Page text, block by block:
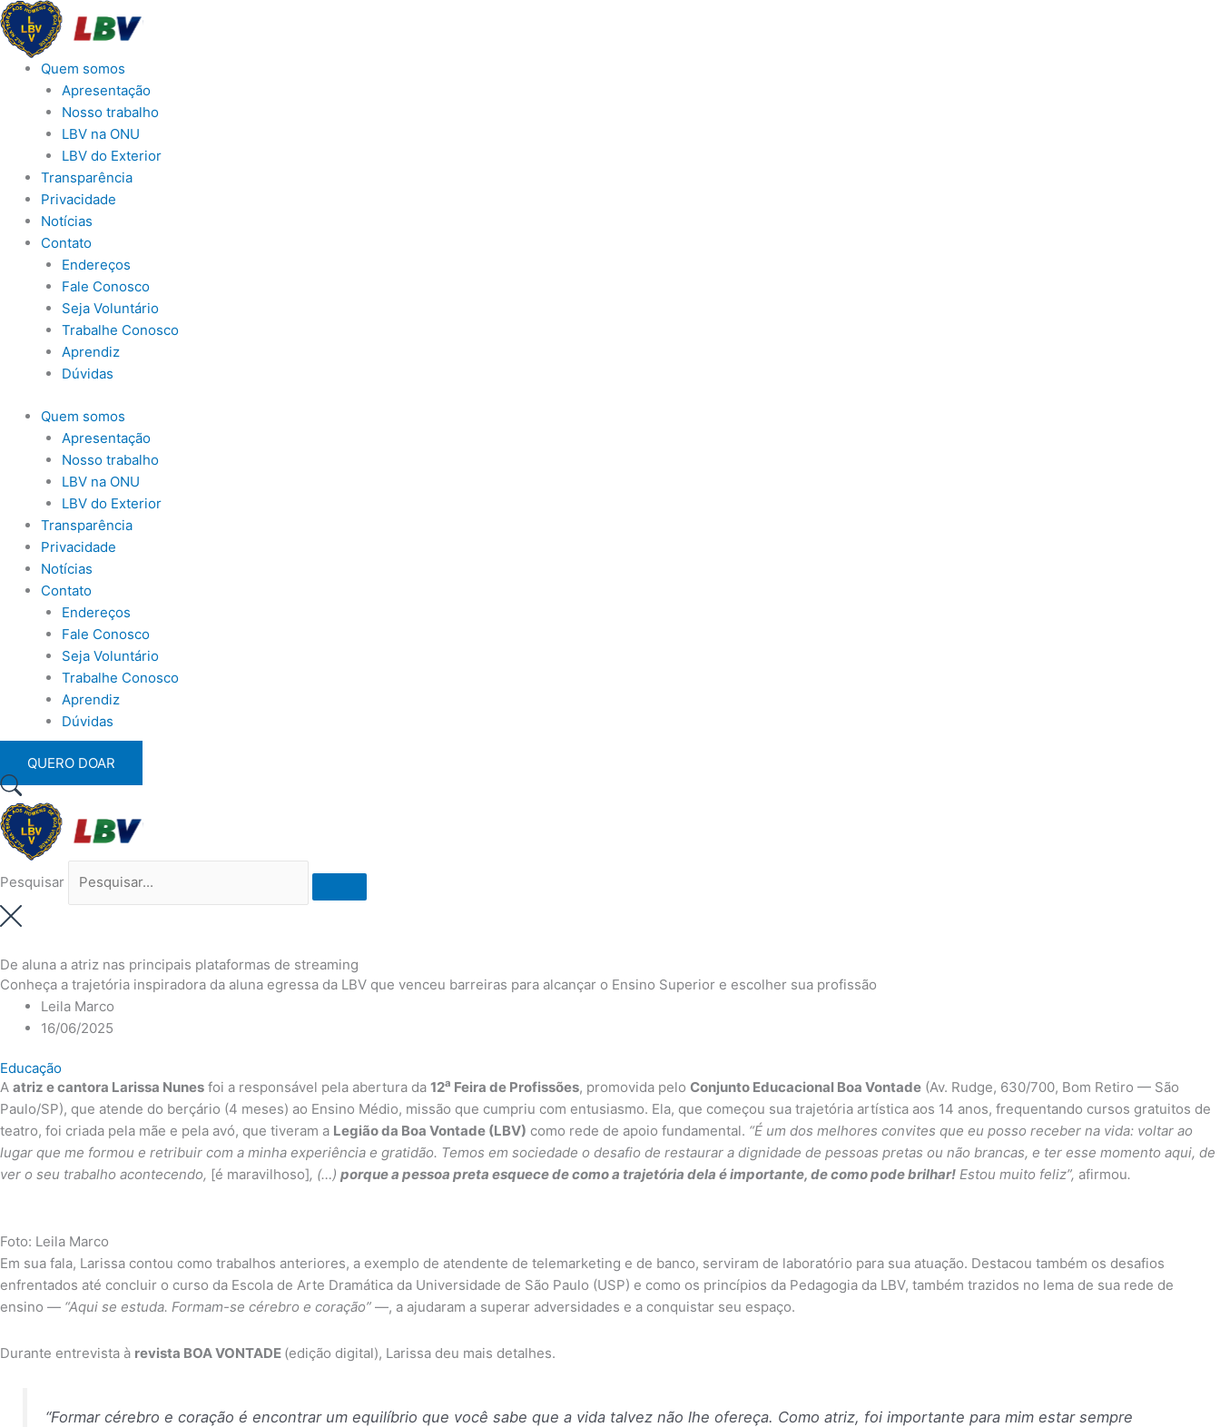
Ir
para
conteúdoQuem somos
Apresentação
Nosso trabalho
LBV na ONU
LBV do Exterior
Transparência
Privacidade
Notícias
Contato
Endereços
Fale Conosco
Seja Voluntário
Trabalhe Conosco
Aprendiz
Dúvidas
Quem somos
Apresentação
Nosso trabalho
LBV na ONU
LBV do Exterior
Transparência
Privacidade
Notícias
Contato
Endereços
Fale Conosco
Seja Voluntário
Trabalhe Conosco
Aprendiz
Dúvidas
QUERO DOAR
Pesquisar
De aluna a atriz nas principais plataformas de streaming
Conheça a trajetória inspiradora da aluna egressa da LBV que venceu barreiras para alcançar o Ensino Superior e escolher sua profissão
Leila Marco
16/06/2025
Educação
A atriz e cantora Larissa Nunes foi a responsável pela abertura da 12a Feira de Profissões, promovida pelo Conjunto Educacional Boa Vontade (Av. Rudge, 630/700, Bom Retiro — São
Paulo/SP), que atende do berçário (4 meses) ao Ensino Médio, missão que cumpriu com entusiasmo. Ela, que começou sua trajetória artística aos 14 anos, frequentando cursos gratuitos de
teatro, foi criada pela mãe e pela avó, que tiveram a Legião da Boa Vontade (LBV) como rede de apoio fundamental. “É um dos melhores convites que eu posso receber na vida: voltar ao
lugar que me formou e retribuir com a minha experiência e gratidão. Temos em sociedade o desafio de restaurar a dignidade de pessoas pretas ou não brancas, e ter esse momento aqui, de
ver o seu trabalho acontecendo, [é maravilhoso], (…) porque a pessoa preta esquece de como a trajetória dela é importante, de como pode brilhar! Estou muito feliz”, afirmou.
Foto: Leila Marco
Em sua fala, Larissa contou como trabalhos anteriores, a exemplo de atendente de telemarketing e de banco, serviram de laboratório para sua atuação. Destacou também os desafios
enfrentados até concluir o curso da Escola de Arte Dramática da Universidade de São Paulo (USP) e como os princípios da Pedagogia da LBV, também trazidos no lema de sua rede de
ensino — “Aqui se estuda. Formam-se cérebro e coração” —, a ajudaram a superar adversidades e a conquistar seu espaço.
Durante entrevista à revista BOA VONTADE (edição digital), Larissa deu mais detalhes.
“Formar cérebro e coração é encontrar um equilíbrio que você sabe que a vida talvez não lhe ofereça. Como atriz, foi importante para mim estar sempre